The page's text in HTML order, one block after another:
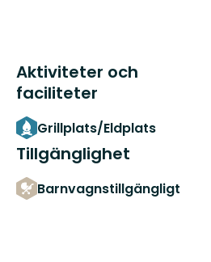
Aktiviteter och
faciliteter
Grillplats/Eldplats
Tillgänglighet
Barnvagnstillgängligt